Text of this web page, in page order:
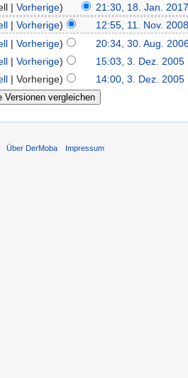
|Vorherige) 21:30, 18. Jan. 2017
|Vorherige) 12:55, 11. Nov. 2008
|Vorherige) 20:34, 30. Aug.
|Vorherige) 15:03, 3. Dez. 2005
| Vorherige) 14:00, 3. Dez. 2005
Über DerMoba Impressum